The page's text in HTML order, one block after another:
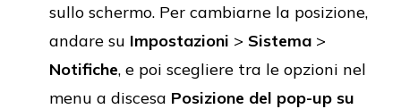
sullo schermo. Per cambiarne la posizione,
andare su Impostazioni > Sistema >
Notifiche, e poi scegliere tra le opzioni nel
menu a discesa Posizione del pop-up su